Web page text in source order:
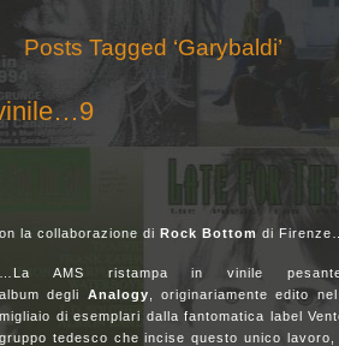
Posts Tagged ‘Garybaldi’
la collaborazione di Rock Bottom di
…La AMS ristampa in vinile
album degli Analogy , originariamente edito
migliaio di esemplari dalla fantomatica label
gruppo tedesco che incise questo unico